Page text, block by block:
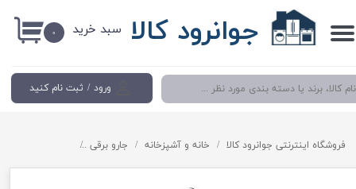
جوانرود کالا
ورود / ثبت نام کنید
حساب کاربری من
تغییر گذر واژه
سفارشات
خروج از حساب کاربری
۰ سبد خرید
فروشگاه اینترنتی جوانرود کالا خانه و آشپزخانه جارو برقی